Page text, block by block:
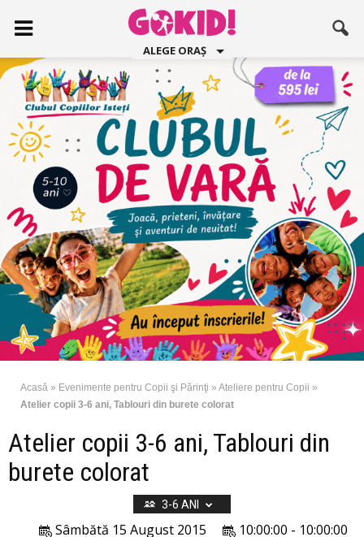
ALEGE ORAȘ
Acasă » Evenimente pentru Copii şi Părinţi » Ateliere pentru Copii »
Atelier copii 3-6 ani, Tablouri din burete colorat
Atelier copii 3-6 ani, Tablouri din
burete colorat
3-6 ANI
10:00:00 - 10:00:00
Sâmbătă 15 August 2015